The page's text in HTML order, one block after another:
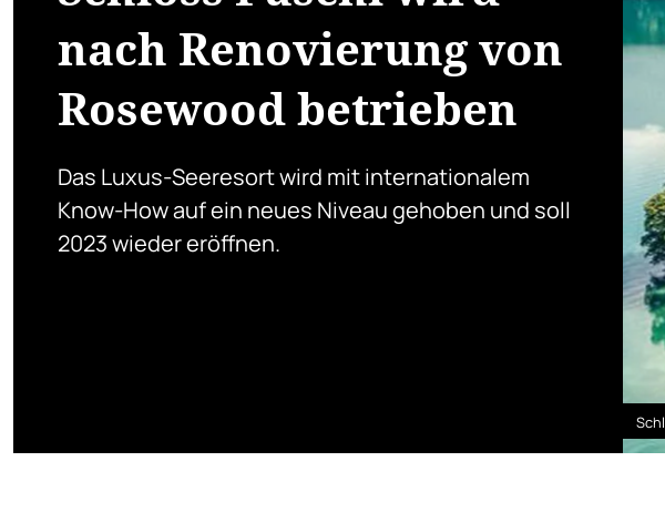
nach Renovierung von
Rosewood betrieben
Das Luxus-Seeresort wird mit internationalem
Know-How auf ein neues Niveau gehoben und soll
2023 wieder eröffnen.